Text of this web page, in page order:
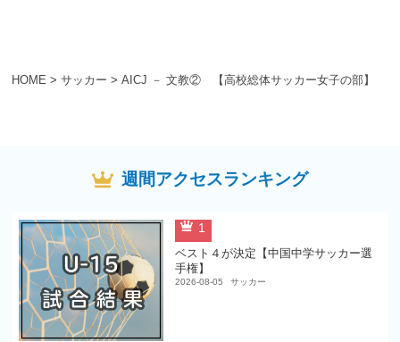
HOME > サッカー > AICJ － 文教② 【高校総体サッカー女子の部】
週間アクセスランキング
1
ベスト４が決定【中国中学サッカー選
手権】
2026-08-05 サッカー